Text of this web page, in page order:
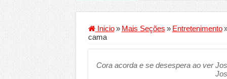
Criador de Sites ou VPS:
Conheça a melhor
Comércio Interativo
Inicio » Mais Seções » Entretenimento
cama
Cora acorda e se desespera ao ver